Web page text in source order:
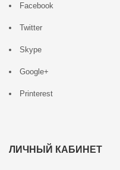
Facebook
Twitter
Skype
Google+
Printerest
ЛИЧНЫЙ КАБИНЕТ